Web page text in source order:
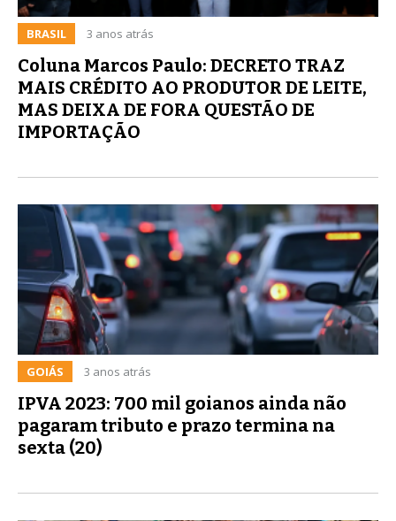
BRASIL 3 anos atrás
Coluna Marcos Paulo: DECRETO TRAZ
MAIS CRÉDITO AO PRODUTOR DE LEITE,
MAS DEIXA DE FORA QUESTÃO DE
IMPORTAÇÃO
GOIÁS 3 anos atrás
IPVA 2023: 700 mil goianos ainda não
pagaram tributo e prazo termina na
sexta (20)